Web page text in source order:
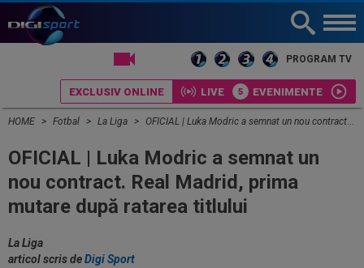
PROGRAM TV
EXCLUSIV ONLINE LIVE EVENIMENTE
HOME Fotbal La Liga OFICIAL | Luka Modric a semnat un nou contract. Real Madrid, prima mutare după ratarea titlului
OFICIAL | Luka Modric a semnat un
nou contract. Real Madrid, prima
mutare după ratarea titlului
La Liga
articol scris deDigi Sport